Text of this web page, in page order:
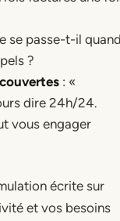
se passe-t-il
?
: «
dire 24h/24.
vous engager
écrite sur
et vos besoins